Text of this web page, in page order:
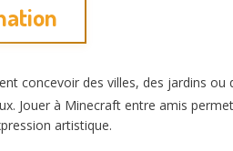
concevoir des villes, des jardins ou
Jouer à Minecraft entre amis permet
artistique.